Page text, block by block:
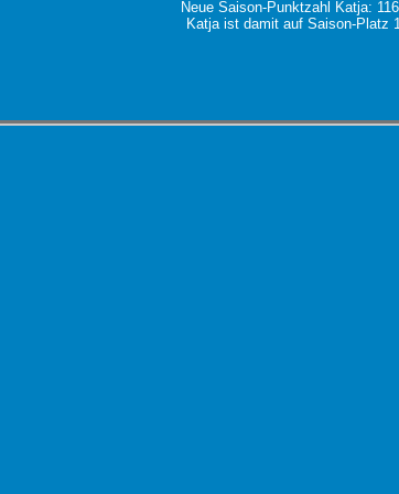
Neue Saison-Punktzahl Katja:
Katja ist damit auf Saison-Platz